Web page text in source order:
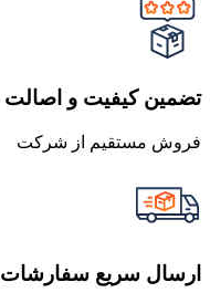
تضمین کیفیت و اصالت
فروش مستقیم از شرکت
ارسال سریع سفارشات